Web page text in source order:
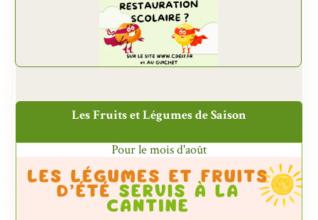
Les Fruits et Légumes de Saison
Pour le mois d'août